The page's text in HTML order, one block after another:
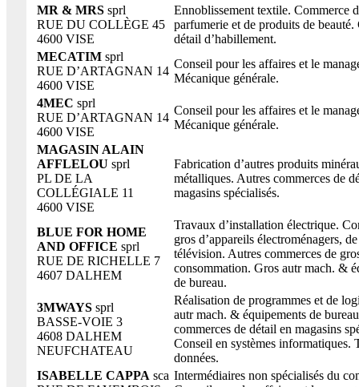
MR & MRS sprl
RUE DU COLLÈGE 45
4600 VISE
Ennoblissement textile. Commerce
parfumerie et de produits de beauté.
détail d’habillement.
MECATIM sprl
RUE D’ARTAGNAN 14
4600 VISE
Conseil pour les affaires et le
Mécanique générale.
4MEC sprl
RUE D’ARTAGNAN 14
4600 VISE
Conseil pour les affaires et le
Mécanique générale.
MAGASIN ALAIN
AFFLELOU sprl
PL DE LA
COLLÉGIALE 11
4600 VISE
Fabrication d’autres produits
métalliques. Autres commerces de
magasins spécialisés.
BLUE FOR HOME
AND OFFICE sprl
RUE DE RICHELLE 7
4607 DALHEM
Travaux d’installation électrique.
gros d’appareils électroménagers,
télévision. Autres commerces de
consommation. Gros autr mach. &
de bureau.
3MWAYS sprl
BASSE-VOIE 3
4608 DALHEM
NEUFCHATEAU
Réalisation de programmes et de
autr mach. & équipements de
commerces de détail en magasins
Conseil en systèmes informatiques.
données.
ISABELLE CAPPA sca Intermédiaires non spécialisés du